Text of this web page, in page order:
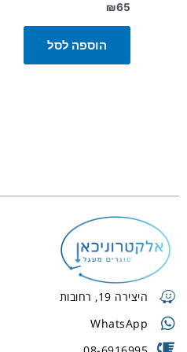
₪65
הוספה לסל
היצירה 19, רחובות
WhatsApp